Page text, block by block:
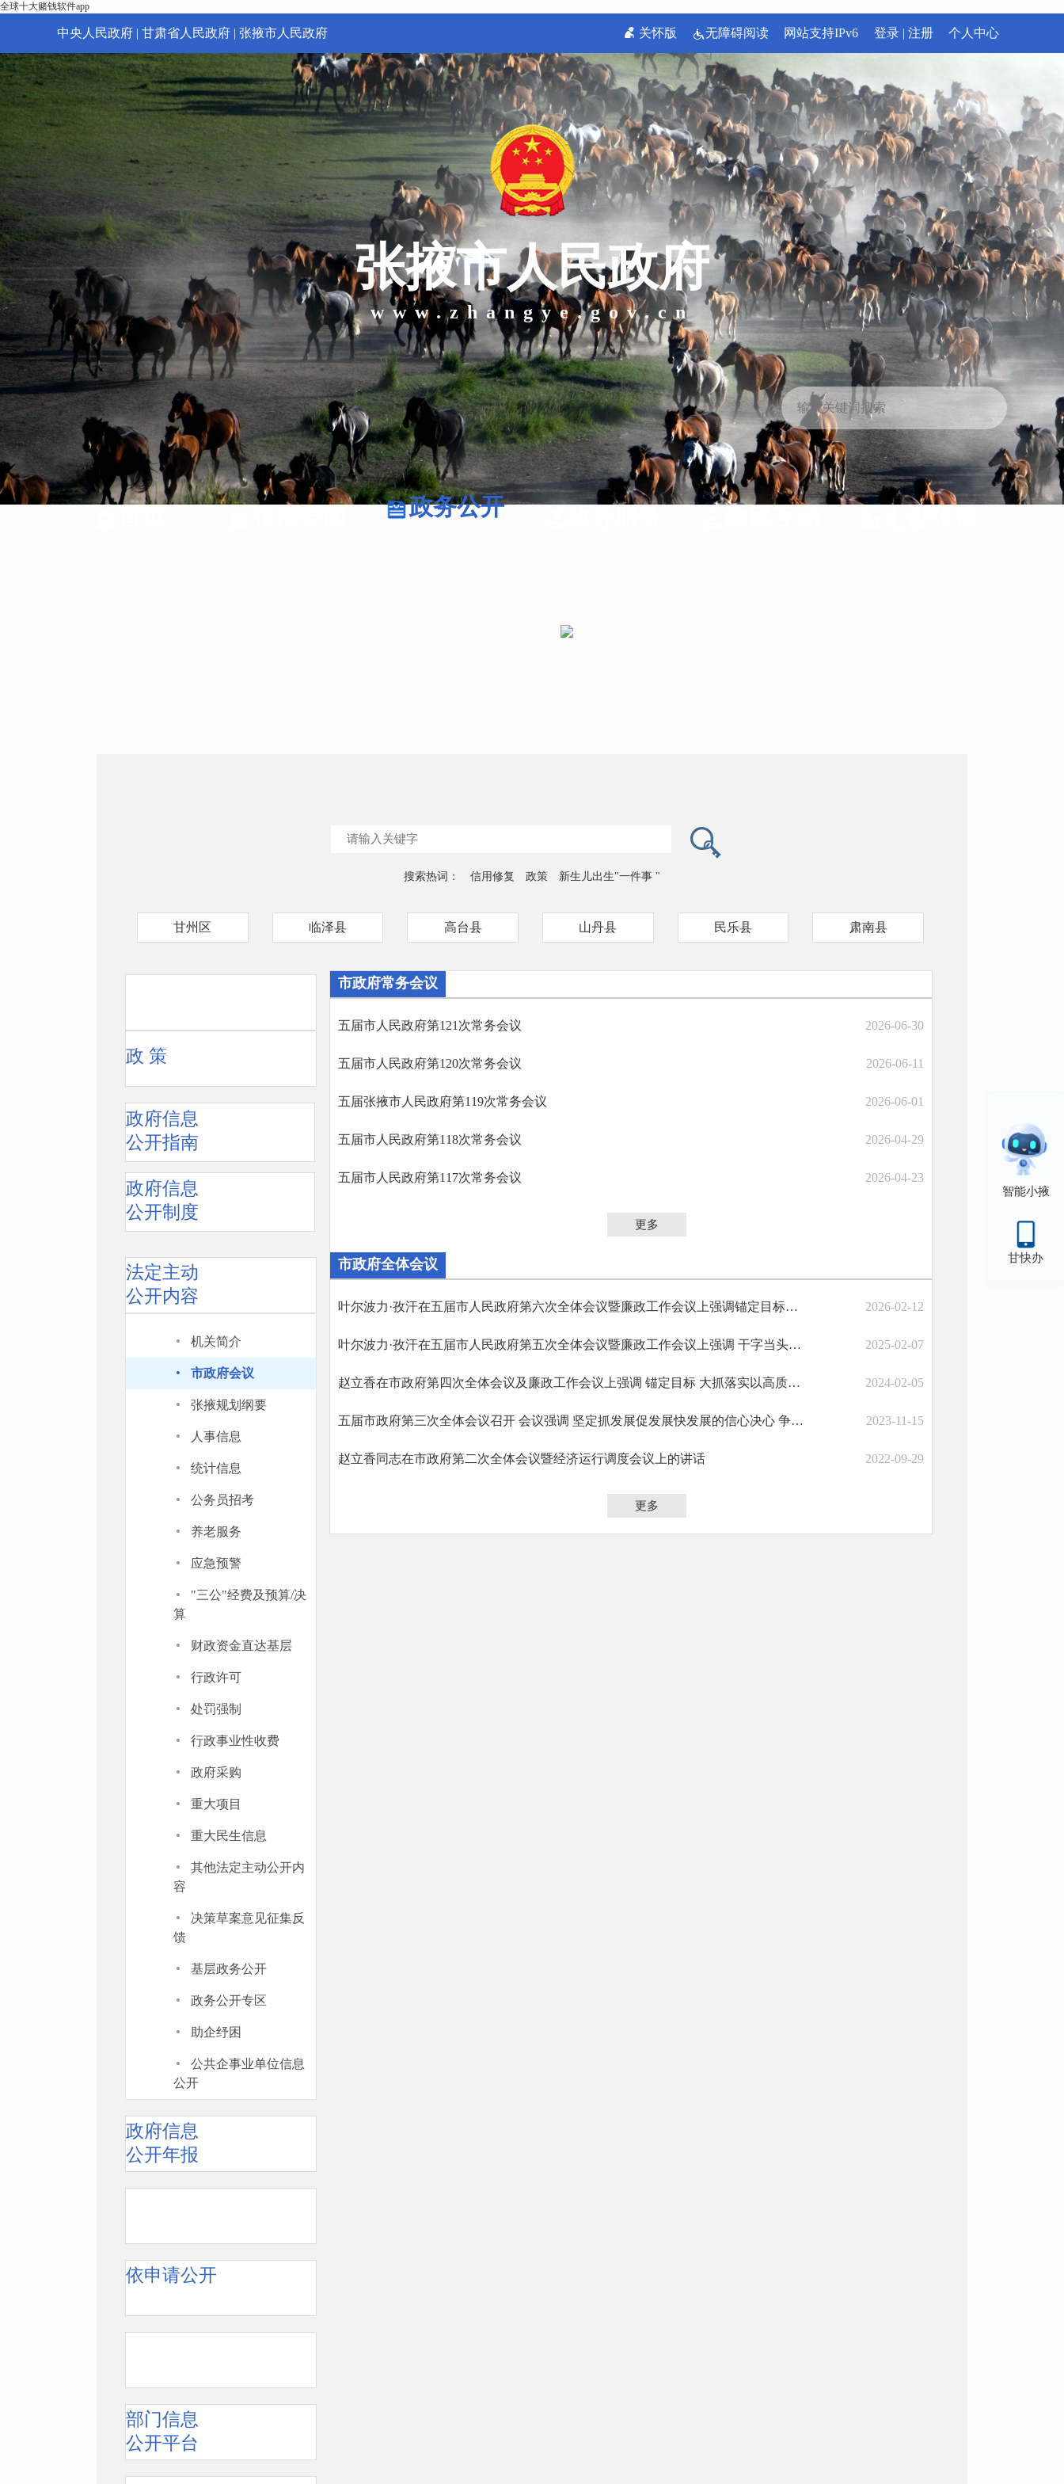
全球十大赌钱软件app
中央人民政府 | 甘肃省人民政府 | 张掖市人民政府 关怀版 无障碍阅读 网站支持IPv6 登录 | 注册 个人中心
张掖市人民政府
www.zhangye.gov.cn
政务公开
智能小掖
甘快办
搜索热词： 信用修复 政策 新生儿出生"一件事 "
甘州区 临泽县 高台县 山丹县 民乐县 肃南县
政 策
政府信息
公开指南
政府信息
公开制度
法定主动
公开内容
· 机关简介
· 市政府会议
· 张掖规划纲要
· 人事信息
· 统计信息
· 公务员招考
· 养老服务
· 应急预警
·
"三公"经费及预算/决
算
· 财政资金直达基层
· 行政许可
· 处罚强制
· 行政事业性收费
· 政府采购
· 重大项目
· 重大民生信息
·
其他法定主动公开内
容
·
决策草案意见征集反
馈
· 基层政务公开
· 政务公开专区
· 助企纾困
·
公共企事业单位信息
公开
政府信息
公开年报
依申请公开
部门信息
公开平台
市政府常务会议
五届市人民政府第121次常务会议 2026-06-30
五届市人民政府第120次常务会议 2026-06-11
五届张掖市人民政府第119次常务会议 2026-06-01
五届市人民政府第118次常务会议 2026-04-29
五届市人民政府第117次常务会议 2026-04-23
更多
市政府全体会议
叶尔波力·孜汗在五届市人民政府第六次全体会议暨廉政工作会议上强调锚定目标任务践行为民承诺坚守初心加快建设幸福美好新张掖 2026-02-12
叶尔波力·孜汗在五届市人民政府第五次全体会议暨廉政工作会议上强调 干字当头抓落实 千方百计促发展 奋力开创高质量发展新局面 2025-02-07
赵立香在市政府第四次全体会议及廉政工作会议上强调 锚定目标 大抓落实以高质量落实推动高质量发展 2024-02-05
五届市政府第三次全体会议召开 会议强调 坚定抓发展促发展快发展的信心决心 争取今年发展质量更高成绩更优收成更好 2023-11-15
赵立香同志在市政府第二次全体会议暨经济运行调度会议上的讲话 2022-09-29
更多